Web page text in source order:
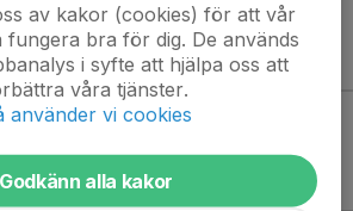
aktiviteter inbokade
av kakor (cookies) för att vår
fungera bra för dig. De används
i syfte att hjälpa oss att
våra tjänster.
använder vi cookies
Godkänn alla kakor